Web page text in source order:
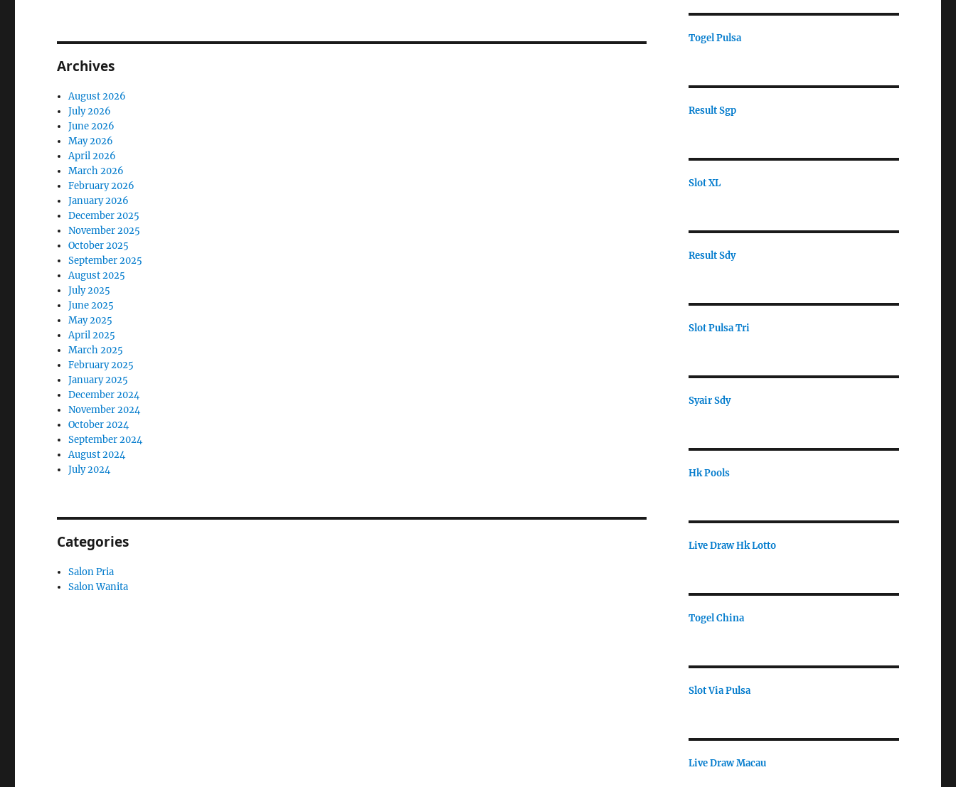
Archives
August 2026
July 2026
June 2026
May 2026
April 2026
March 2026
February 2026
January 2026
December 2025
November 2025
October 2025
September 2025
August 2025
July 2025
June 2025
May 2025
April 2025
March 2025
February 2025
January 2025
December 2024
November 2024
October 2024
September 2024
August 2024
July 2024
Categories
Salon Pria
Salon Wanita
Togel Pulsa
Result Sgp
Slot XL
Result Sdy
Slot Pulsa Tri
Syair Sdy
Hk Pools
Live Draw Hk Lotto
Togel China
Slot Via Pulsa
Live Draw Macau